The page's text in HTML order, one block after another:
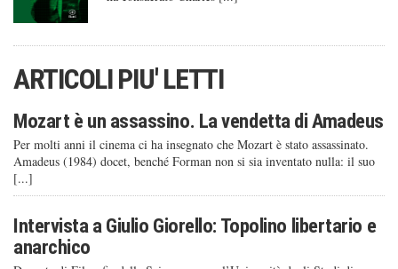
ARTICOLI PIU' LETTI
Mozart è un assassino. La vendetta di Amadeus
Per molti anni il cinema ci ha insegnato che Mozart è stato assassinato.
Amadeus (1984) docet, benché Forman non si sia inventato nulla: il suo
[...]
Intervista a Giulio Giorello: Topolino libertario e
anarchico